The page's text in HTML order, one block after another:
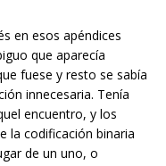
en esos apéndices
que aparecía
fuese y resto se sabía
innecesaria. Tenía
encuentro, y los
la codificación binaria
de un uno, o